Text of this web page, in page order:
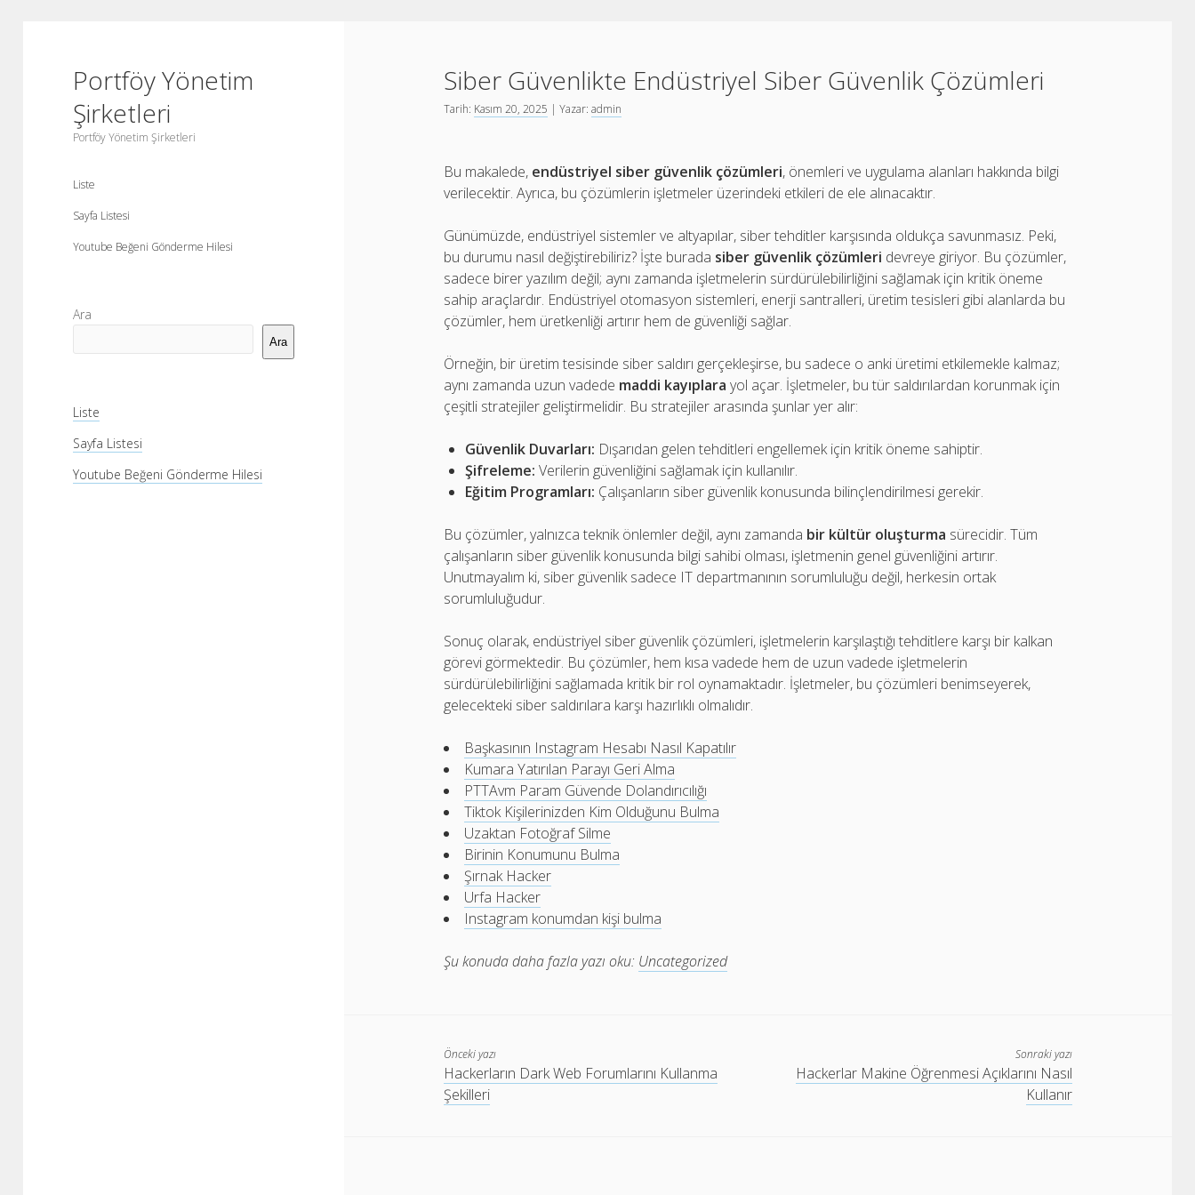
Portföy Yönetim
Şirketleri
Portföy Yönetim Şirketleri
Liste
Sayfa Listesi
Youtube Beğeni Gönderme Hilesi
Yan
Menü
Ara
Ara
Liste
Sayfa Listesi
Youtube Beğeni Gönderme Hilesi
Siber Güvenlikte Endüstriyel Siber Güvenlik Çözümleri
Tarih: Kasım 20, 2025 | Yazar:admin
Bu makalede, endüstriyel siber güvenlik çözümleri, önemleri ve uygulama alanları hakkında bilgi
verilecektir. Ayrıca, bu çözümlerin işletmeler üzerindeki etkileri de ele alınacaktır.
Günümüzde, endüstriyel sistemler ve altyapılar, siber tehditler karşısında oldukça savunmasız. Peki,
bu durumu nasıl değiştirebiliriz? İşte burada siber güvenlik çözümleri devreye giriyor. Bu çözümler,
sadece birer yazılım değil; aynı zamanda işletmelerin sürdürülebilirliğini sağlamak için kritik öneme
sahip araçlardır. Endüstriyel otomasyon sistemleri, enerji santralleri, üretim tesisleri gibi alanlarda bu
çözümler, hem üretkenliği artırır hem de güvenliği sağlar.
Örneğin, bir üretim tesisinde siber saldırı gerçekleşirse, bu sadece o anki üretimi etkilemekle kalmaz;
aynı zamanda uzun vadede maddi kayıplara yol açar. İşletmeler, bu tür saldırılardan korunmak için
çeşitli stratejiler geliştirmelidir. Bu stratejiler arasında şunlar yer alır:
Güvenlik Duvarları: Dışarıdan gelen tehditleri engellemek için kritik öneme sahiptir.
Şifreleme: Verilerin güvenliğini sağlamak için kullanılır.
Eğitim Programları: Çalışanların siber güvenlik konusunda bilinçlendirilmesi gerekir.
Bu çözümler, yalnızca teknik önlemler değil, aynı zamanda bir kültür oluşturma sürecidir. Tüm
çalışanların siber güvenlik konusunda bilgi sahibi olması, işletmenin genel güvenliğini artırır.
Unutmayalım ki, siber güvenlik sadece IT departmanının sorumluluğu değil, herkesin ortak
sorumluluğudur.
Sonuç olarak, endüstriyel siber güvenlik çözümleri, işletmelerin karşılaştığı tehditlere karşı bir kalkan
görevi görmektedir. Bu çözümler, hem kısa vadede hem de uzun vadede işletmelerin
sürdürülebilirliğini sağlamada kritik bir rol oynamaktadır. İşletmeler, bu çözümleri benimseyerek,
gelecekteki siber saldırılara karşı hazırlıklı olmalıdır.
Başkasının Instagram Hesabı Nasıl Kapatılır
Kumara Yatırılan Parayı Geri Alma
PTTAvm Param Güvende Dolandırıcılığı
Tiktok Kişilerinizden Kim Olduğunu Bulma
Uzaktan Fotoğraf Silme
Birinin Konumunu Bulma
Şırnak Hacker
Urfa Hacker
Instagram konumdan kişi bulma
Şu konuda daha fazla yazı oku: Uncategorized
Önceki yazı
Hackerların Dark Web Forumlarını Kullanma
Şekilleri
Sonraki yazı
Hackerlar Makine Öğrenmesi Açıklarını Nasıl
Kullanır